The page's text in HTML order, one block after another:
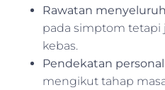
Rawatan menyeluruh
pada simptom tetapi
kebas.
Pendekatan personal
mengikut tahap